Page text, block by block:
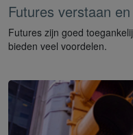
Futures verstaan
Futures zijn goed
bieden veel voordelen.